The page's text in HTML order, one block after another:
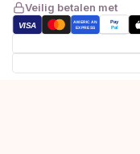
Veilig betalen met
VISA AMERICAN
EXPRESS
Pay
Pal